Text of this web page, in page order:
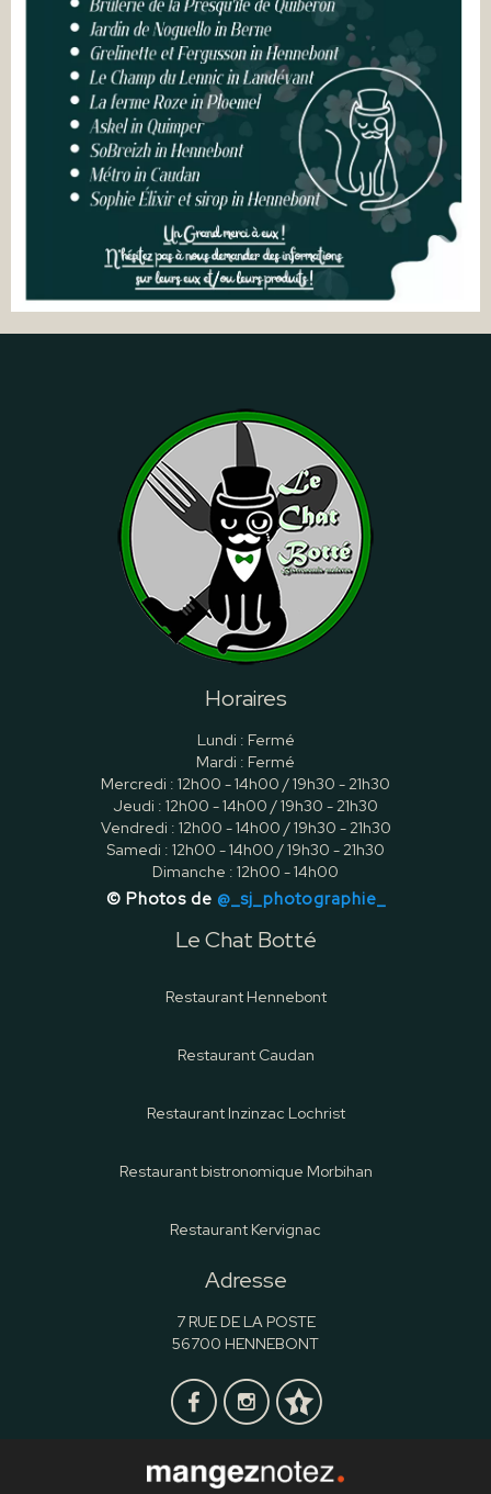
Horaires
Lundi : Fermé
Mardi : Fermé
Mercredi : 12h00 - 14h00 / 19h30 - 21h30
Jeudi : 12h00 - 14h00 / 19h30 - 21h30
Vendredi : 12h00 - 14h00 / 19h30 - 21h30
Samedi : 12h00 - 14h00 / 19h30 - 21h30
Dimanche : 12h00 - 14h00
© Photos de @_sj_photographie_
Le Chat Botté
Restaurant Hennebont
Restaurant Caudan
Restaurant Inzinzac Lochrist
Restaurant bistronomique Morbihan
Restaurant Kervignac
Adresse
7 RUE DE LA POSTE
56700 HENNEBONT